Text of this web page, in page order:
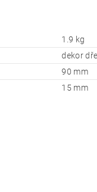
1.9 kg
dekor
90 mm
15 mm